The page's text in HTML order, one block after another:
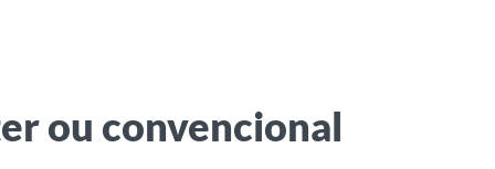
ou convencional